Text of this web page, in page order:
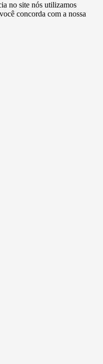
no site nós utilizamos
concorda com a nossa